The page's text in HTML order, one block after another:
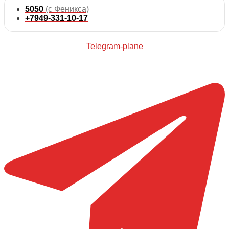
5050 (с Феникса)
+7949-331-10-17
Telegram-plane